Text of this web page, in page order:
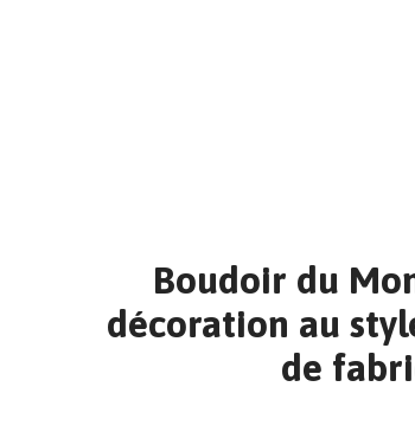
Boudoir du
décoration au
de